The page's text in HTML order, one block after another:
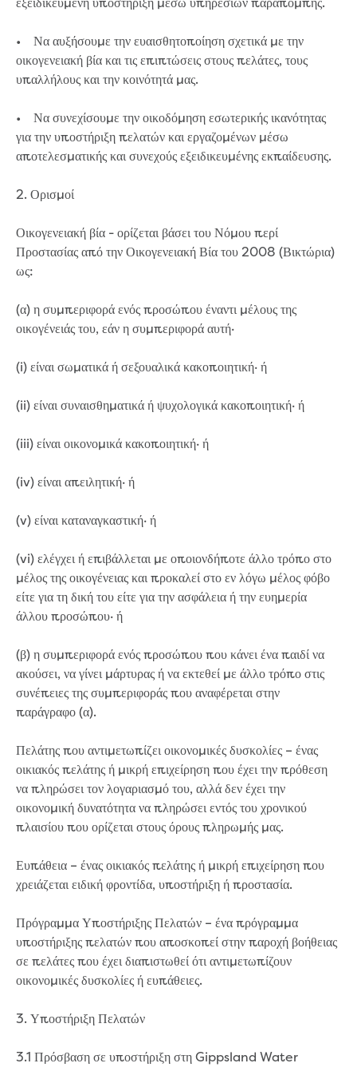
information
Developer works forms and reports
Drinking (potable) water catchment
Infrastructure sequence plans
New Customer Contribution (NCC)
Subdivision and planning permits
Find a consultant or contractor
Find an accredited pipelayer
Getting accredited
Education
Face-to-face sessions
Request a kinder session
Request an incursion for your primary
Secondary school incursions
school
Request an information session for your
Site tours
Request a guided site tour
Teaching resources
Water efficiency
Water in the world
Traditional Custodians and water
Circular economy
Threatened species learning materials
What is water?
Our water sources
Where does my water come from?
About Moondarra Reservoir
More information for students
Community
Community engagement
Climate change targets survey
Community pop ups
Customer Charter review
Customer outcomes survey
Price Submission 2028-33
εξειδικευμένη υποστήριξη μέσω υπηρεσιών παραπομπής.
• Να αυξήσουμε την ευαισθητοποίηση σχετικά με την
οικογενειακή βία και τις επιπτώσεις στους πελάτες, τους
υπαλλήλους και την κοινότητά μας.
• Να συνεχίσουμε την οικοδόμηση εσωτερικής ικανότητας
για την υποστήριξη πελατών και εργαζομένων μέσω
αποτελεσματικής και συνεχούς εξειδικευμένης εκπαίδευσης.
2. Ορισμοί
Οικογενειακή βία - ορίζεται βάσει του Νόμου περί
Προστασίας από την Οικογενειακή Βία του 2008 (Βικτώρια)
ως:
(α) η συμπεριφορά ενός προσώπου έναντι μέλους της
οικογένειάς του, εάν η συμπεριφορά αυτή·
(i) είναι σωματικά ή σεξουαλικά κακοποιητική· ή
(ii) είναι συναισθηματικά ή ψυχολογικά κακοποιητική· ή
(iii) είναι οικονομικά κακοποιητική· ή
(iv) είναι απειλητική· ή
(v) είναι καταναγκαστική· ή
(vi) ελέγχει ή επιβάλλεται με οποιονδήποτε άλλο τρόπο στο
μέλος της οικογένειας και προκαλεί στο εν λόγω μέλος φόβο
είτε για τη δική του είτε για την ασφάλεια ή την ευημερία
άλλου προσώπου· ή
(β) η συμπεριφορά ενός προσώπου που κάνει ένα παιδί να
ακούσει, να γίνει μάρτυρας ή να εκτεθεί με άλλο τρόπο στις
συνέπειες της συμπεριφοράς που αναφέρεται στην
παράγραφο (α).
Πελάτης που αντιμετωπίζει οικονομικές δυσκολίες – ένας
οικιακός πελάτης ή μικρή επιχείρηση που έχει την πρόθεση
να πληρώσει τον λογαριασμό του, αλλά δεν έχει την
οικονομική δυνατότητα να πληρώσει εντός του χρονικού
πλαισίου που ορίζεται στους όρους πληρωμής μας.
Ευπάθεια – ένας οικιακός πελάτης ή μικρή επιχείρηση που
χρειάζεται ειδική φροντίδα, υποστήριξη ή προστασία.
Πρόγραμμα Υποστήριξης Πελατών – ένα πρόγραμμα
υποστήριξης πελατών που αποσκοπεί στην παροχή βοήθειας
σε πελάτες που έχει διαπιστωθεί ότι αντιμετωπίζουν
οικονομικές δυσκολίες ή ευπάθειες.
3. Υποστήριξη Πελατών
3.1 Πρόσβαση σε υποστήριξη στη Gippsland Water